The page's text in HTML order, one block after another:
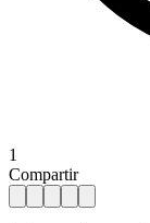
1
Compartir